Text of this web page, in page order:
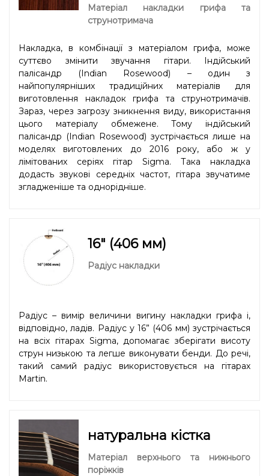
Матеріал накладки грифа та
струнотримача
Накладка, в комбінації з матеріалом грифа, може
суттєво змінити звучання гітари. Індійський
палісандр (Indian Rosewood) – один з
найпопулярніших традиційних матеріалів для
виготовлення накладок грифа та струнотримачів.
Зараз, через загрозу зникнення виду, використання
цього матеріалу обмежене. Тому індійський
палісандр (Indian Rosewood) зустрічається лише на
моделях виготовлених до 2016 року, або ж у
лімітованих серіях гітар Sigma. Така накладка
додасть звукові середніх частот, гітара звучатиме
згладженіше та однорідніше.
16" (406 мм)
Радіус накладки
Радіус – вимір величини вигину накладки грифа і,
відповідно, ладів. Радіус у 16” (406 мм) зустрічається
на всіх гітарах Sigma, допомагає зберігати висоту
струн низькою та легше виконувати бенди. До речі,
такий самий радіус використовується на гітарах
Martin.
натуральна кістка
Матеріал верхнього та нижнього
поріжків